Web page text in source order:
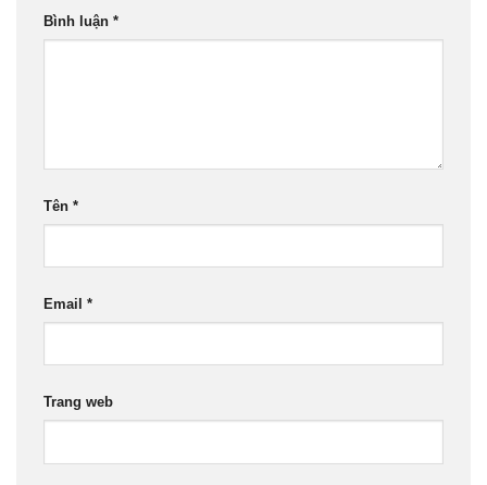
Bình luận *
Tên *
Email *
Trang web